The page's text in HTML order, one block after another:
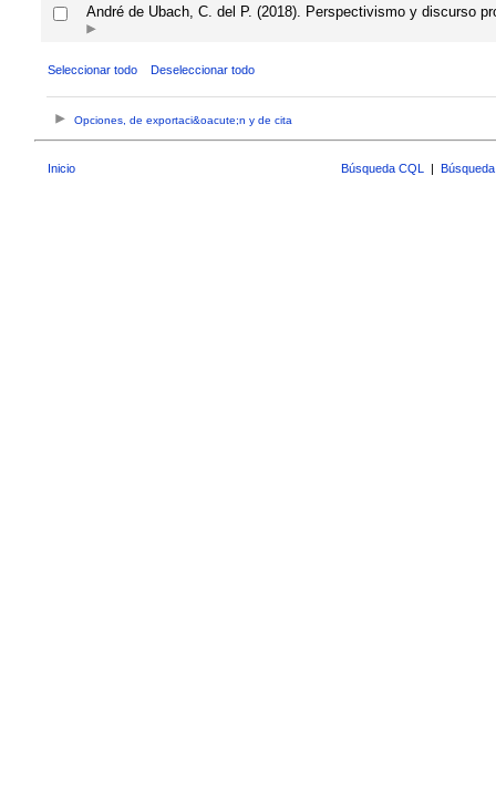
André de Ubach, C. del P. (2018). Perspectivismo y discurso
Seleccionar todo Deseleccionar todo
Opciones, de exportaci&oacute;n y de cita
Inicio Búsqueda CQL |